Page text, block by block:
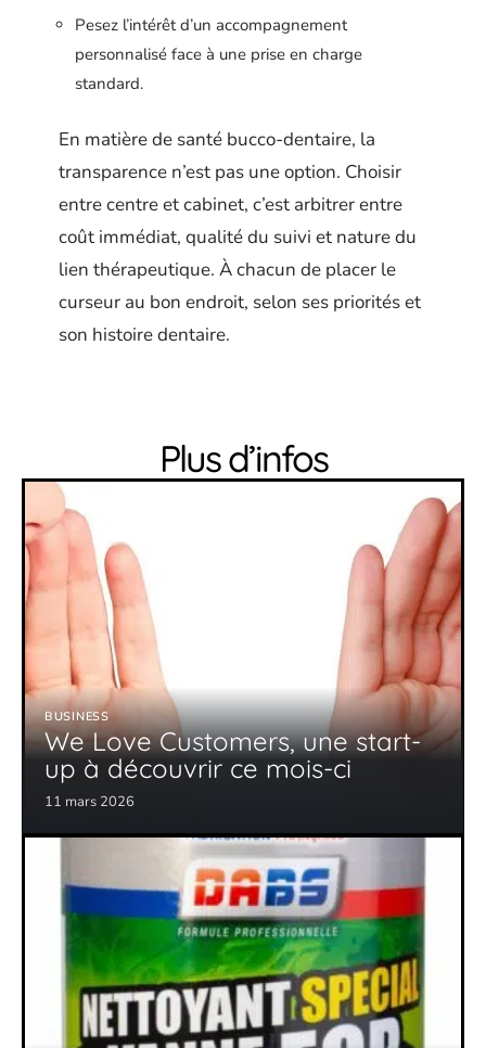
Pesez l’intérêt d’un accompagnement
personnalisé face à une prise en charge
standard.
En matière de santé bucco-dentaire, la
transparence n’est pas une option. Choisir
entre centre et cabinet, c’est arbitrer entre
coût immédiat, qualité du suivi et nature du
lien thérapeutique. À chacun de placer le
curseur au bon endroit, selon ses priorités et
son histoire dentaire.
Plus d’infos
BUSINESS
We Love Customers, une start-
up à découvrir ce mois-ci
11 mars 2026